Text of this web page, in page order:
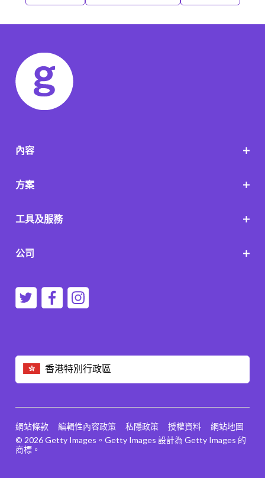
香港特別行政區
內容
方案
工具及服務
公司
© 2026 Getty Images。Getty Images 設計為 Getty Images 的
商標。
網站條款 編輯性內容政策 私隱政策 授權資料 網站地圖